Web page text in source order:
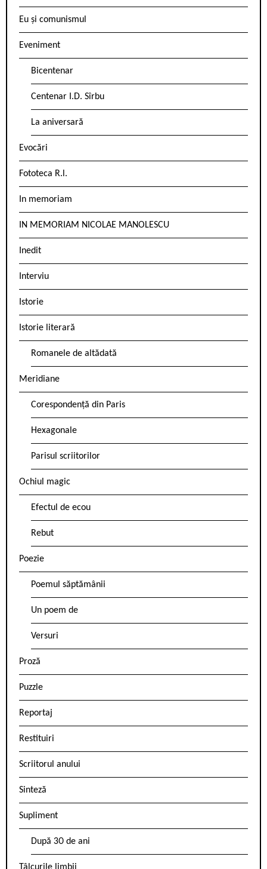
Eu și comunismul
Eveniment
Bicentenar
Centenar I.D. Sîrbu
La aniversară
Evocări
Fototeca R.l.
In memoriam
IN MEMORIAM NICOLAE MANOLESCU
Inedit
Interviu
Istorie
Istorie literară
Romanele de altădată
Meridiane
Corespondență din Paris
Hexagonale
Parisul scriitorilor
Ochiul magic
Efectul de ecou
Rebut
Poezie
Poemul săptămânii
Un poem de
Versuri
Proză
Puzzle
Reportaj
Restituiri
Scriitorul anului
Sinteză
Supliment
După 30 de ani